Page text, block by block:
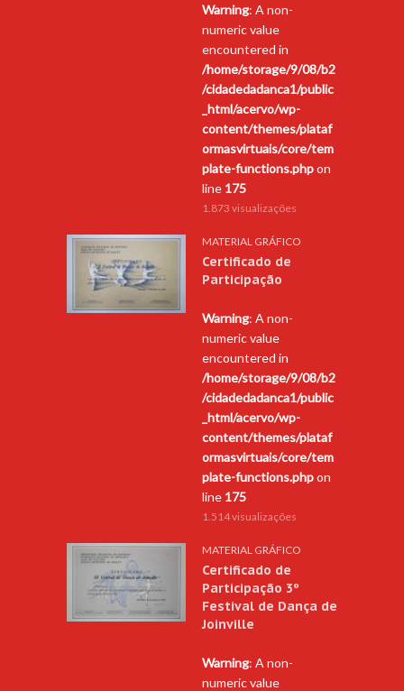
Warning: A non-
numeric value
encountered in
/home/storage/9/08/b2
/cidadedadanca1/public
_html/acervo/wp-
content/themes/plataf
ormasvirtuais/core/tem
plate-functions.phpon
line 175
1.873 visualizações
MATERIAL GRÁFICO
Certificado de
Participação
Warning: A non-
numeric value
encountered in
/home/storage/9/08/b2
/cidadedadanca1/public
_html/acervo/wp-
content/themes/plataf
ormasvirtuais/core/tem
plate-functions.phpon
line 175
1.514 visualizações
MATERIAL GRÁFICO
Certificado de
Participação 3º
Festival de Dança de
Joinville
Warning: A non-
numeric value